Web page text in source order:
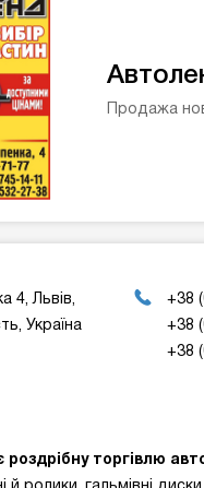
Продажа
4, Львів,
Україна
+38
+38
+38
роздрібнуторгівлю